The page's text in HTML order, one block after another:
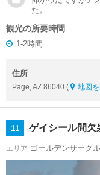
た。
観光の所要時間
1-2時間
住所
Page, AZ 86040 ( 地図
11 ゲイシール間欠
エリア ゴールデンサーク